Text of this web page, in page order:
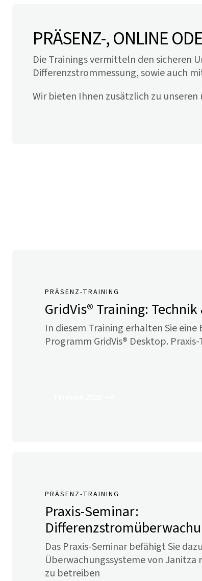
PRÄSENZ-, ONLINE
Die Trainings vermitteln den sicheren
Differenzstrommessung, sowie auch
Wir bieten Ihnen zusätzlich zu
PRÄSENZ-TRAINING
GridVis® Training:
In diesem Training erhalten Sie eine
Programm GridVis® Desktop.
PRÄSENZ-TRAINING
Praxis-Seminar:
Das Praxis-Seminar befähigt Sie
Überwachungssysteme von Janitza
zu betreiben